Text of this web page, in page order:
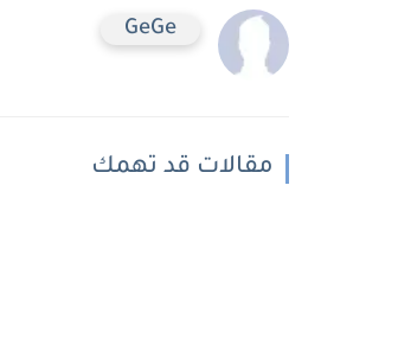
GeGe
مقالات قد تهمك